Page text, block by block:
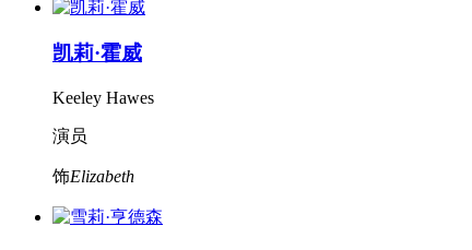
凯莉·霍威
Keeley Hawes
演员
饰Elizabeth